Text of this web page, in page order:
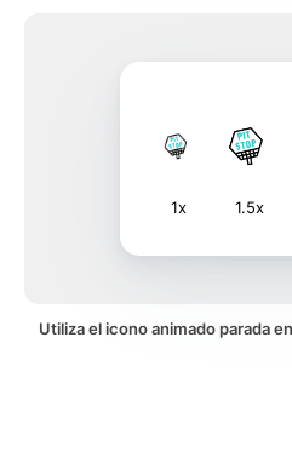
1x 1.5x
Utiliza el icono animado parada